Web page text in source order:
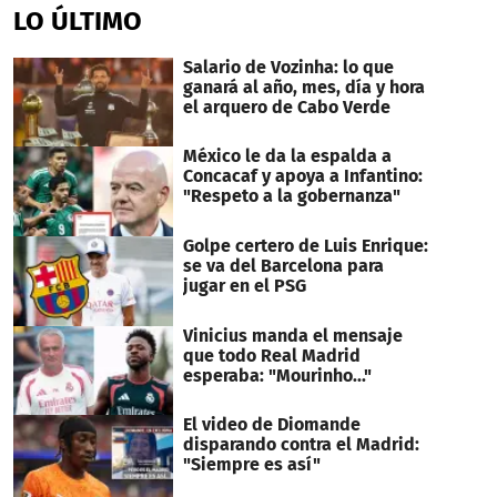
of
4
3
seconds
LO ÚLTIMO
Salario de Vozinha: lo que
ganará al año, mes, día y hora
el arquero de Cabo Verde
México le da la espalda a
Concacaf y apoya a Infantino:
"Respeto a la gobernanza"
Golpe certero de Luis Enrique:
se va del Barcelona para
jugar en el PSG
Vinicius manda el mensaje
que todo Real Madrid
esperaba: "Mourinho..."
El video de Diomande
disparando contra el Madrid:
"Siempre es así"